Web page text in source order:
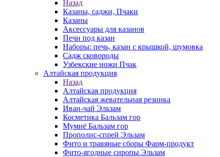
Назад
Казаны, саджи, Пчаки
Казаны
Аксессуары для казанов
Печи под казан
Наборы: печь, казан с крышкой, шумовка
Садж сковороды
Узбекские ножи Пчак
Алтайская продукция
Назад
Алтайская продукция
Алтайская жевательная резинка
Иван-чай Эльзам
Косметика Бальзам гор
Мумиё Бальзам гор
Прополис-спрей Эльзам
Фито и травяные сборы Фарм-продукт
Фито-ягодные сиропы Эльзам